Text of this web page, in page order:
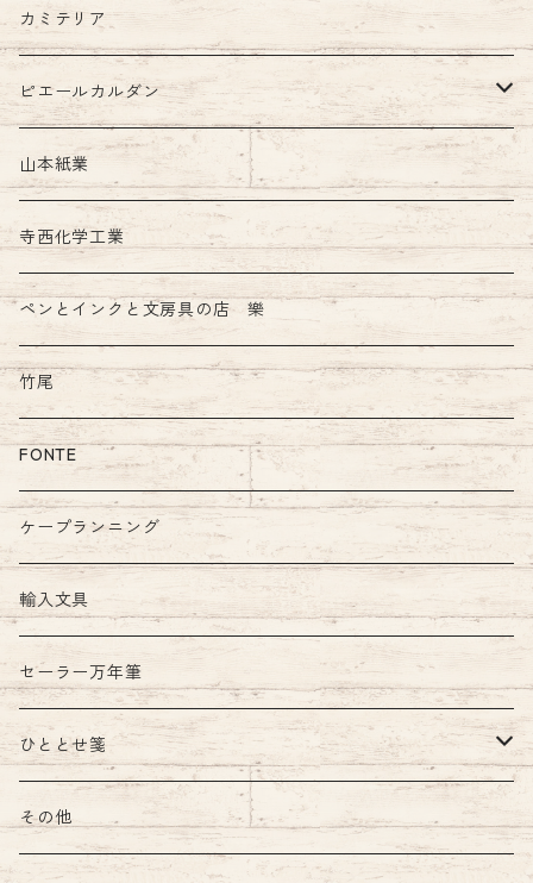
カミテリア
ピエールカルダン
インク
ガラスペン
山本紙業
寺西化学工業
ペンとインクと文房具の店 樂
竹尾
FONTE
ケープランニング
輸入文具
セーラー万年筆
ひととせ箋
ひととせ一筆箋
その他